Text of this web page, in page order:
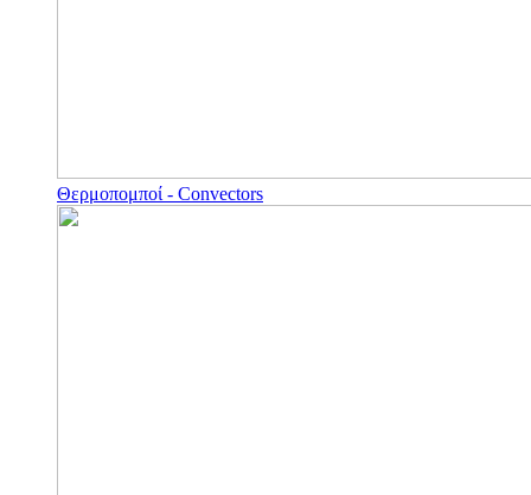
Θερμοπομποί - Convectors